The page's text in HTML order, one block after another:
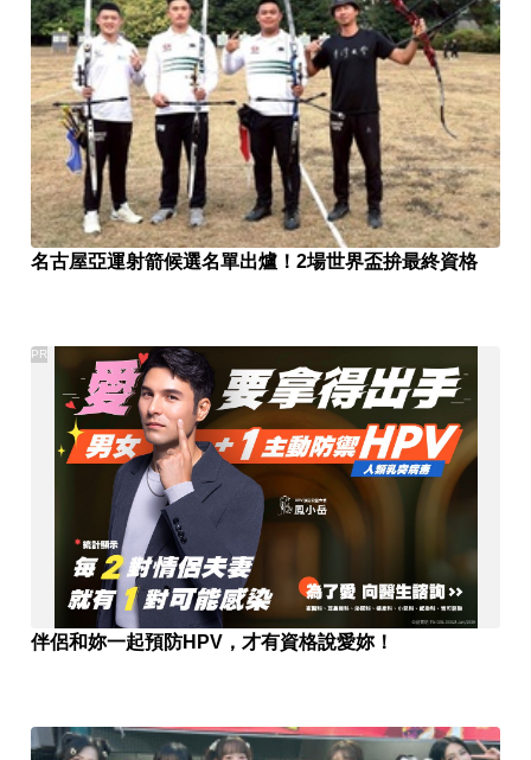
名古屋亞運射箭候選名單出爐！2場世界盃拚最終資格
伴侶和妳一起預防HPV，才有資格說愛妳！
PR